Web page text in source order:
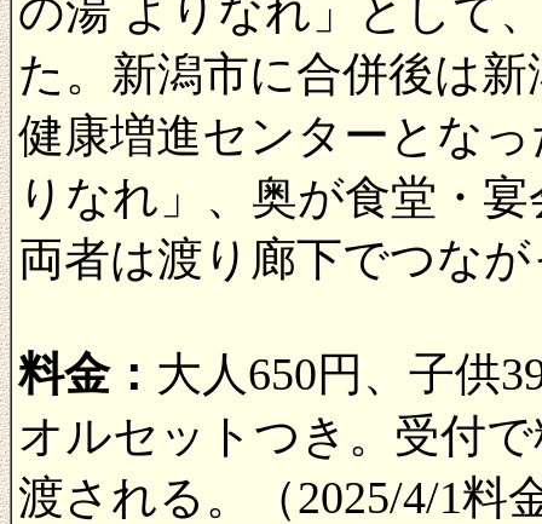
の湯 よりなれ」として
た。新潟市に合併後は
健康増進センターとな
りなれ」、奥が食堂・
両者は渡り廊下でつな
料金： 大人650円、子供
オルセットつき。受付
渡される。（2025/4/1料